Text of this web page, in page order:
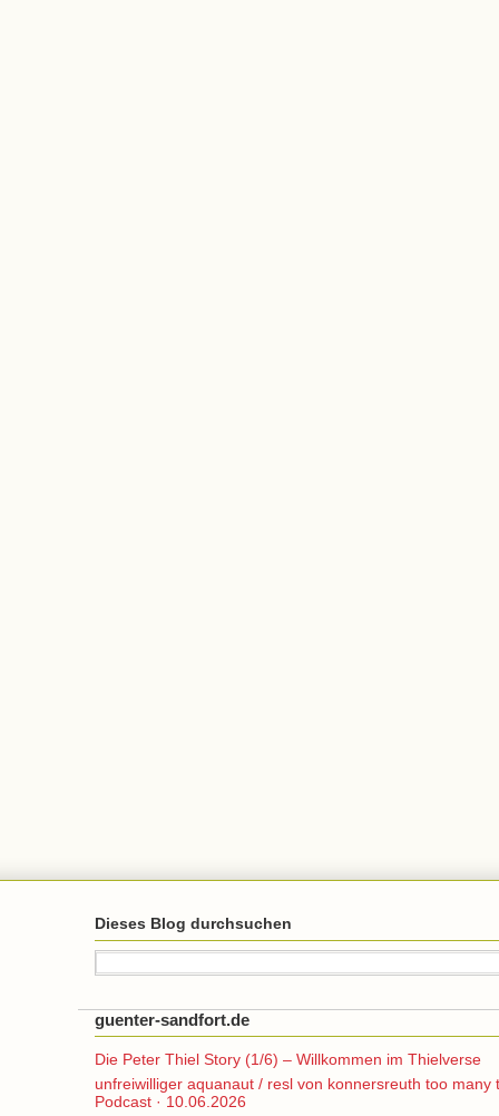
Dieses Blog durchsuchen
guenter-sandfort.de
Die Peter Thiel Story (1/6) – Willkommen im Thielverse
unfreiwilliger aquanaut / resl von konnersreuth too many
Podcast · 10.06.2026